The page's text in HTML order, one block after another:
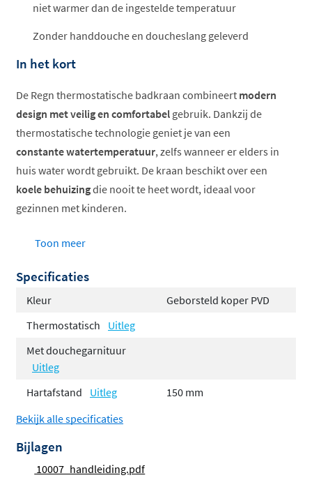
niet warmer dan de ingestelde temperatuur
Zonder handdouche en doucheslang geleverd
In het kort
De Regn thermostatische badkraan combineert modern
design met veilig en comfortabel gebruik. Dankzij de
thermostatische technologie geniet je van een
constante watertemperatuur, zelfs wanneer er elders in
huis water wordt gebruikt. De kraan beschikt over een
koele behuizingdie nooit te heet wordt, ideaal voor
gezinnen met kinderen.
Constante watertemperatuur
Temperatuurbegrenzing ingebouwd
Verkrijgbaar in verschillende kleuren
Veiligheid en gebruiksgemak voorop
het water te heet wordt, wat brandwonden helpt
voorkomen. De draaigrepen zijn intuïtief in gebruik: een
greep regelt de temperatuur, de ander de waterdruk. Zo
heb je altijd volledige controle over je badervaring.
Toon meer
Specificaties
Kleur
Geborsteld koper PVD
Thermostatisch
Uitleg
Met douchegarnituur
Uitleg
Hartafstand
Uitleg
150 mm
Bekijk alle specificaties
Bijlagen
10007_handleiding.pdf